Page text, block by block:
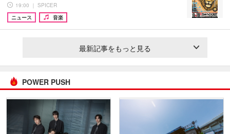
19:00 ｜ SPICER
ニュース
音楽
最新記事をもっと見る
POWER PUSH